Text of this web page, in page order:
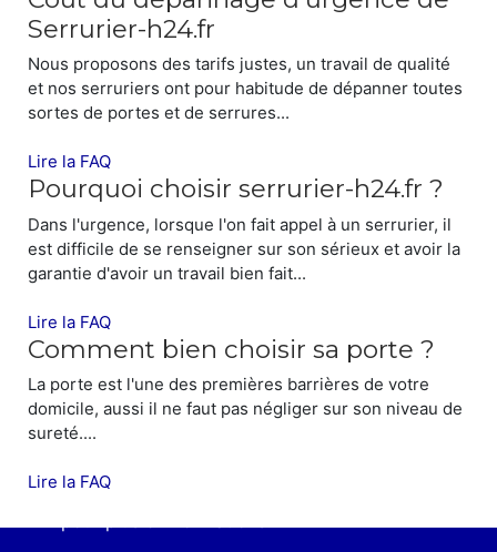
Serrurier-h24.fr
Nous proposons des tarifs justes, un travail de qualité
et nos serruriers ont pour habitude de dépanner toutes
sortes de portes et de serrures...
Lire la FAQ
Pourquoi choisir serrurier-h24.fr ?
Dans l'urgence, lorsque l'on fait appel à un serrurier, il
est difficile de se renseigner sur son sérieux et avoir la
garantie d'avoir un travail bien fait...
Lire la FAQ
Comment bien choisir sa porte ?
La porte est l'une des premières barrières de votre
domicile, aussi il ne faut pas négliger sur son niveau de
sureté....
Lire la FAQ
SYNDICS ET ENTREPRISES
Serrurier-h24.fr
des Syndics et Entreprises.